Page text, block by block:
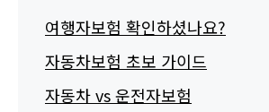
여행자보험 확인하셨나요?
자동차보험 초보 가이드
자동차 vs 운전자보험